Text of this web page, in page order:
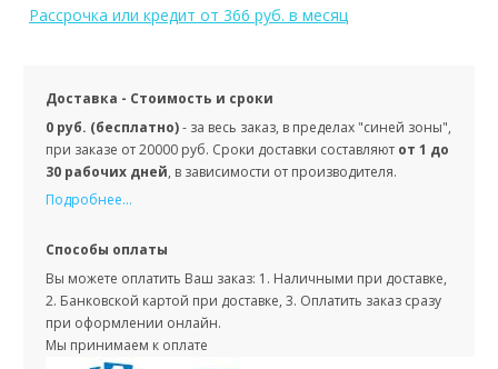
Рассрочка или кредит от 366 руб. в месяц
Доставка - Стоимость и сроки
0 руб. (бесплатно)- за весь заказ, в пределах "синей зоны",
при заказе от 20000 руб. Сроки доставки составляют от 1 до
30 рабочих дней, в зависимости от производителя.
Подробнее...
Способы оплаты
Вы можете оплатить Ваш заказ: 1. Наличными при доставке,
2. Банковской картой при доставке, 3. Оплатить заказ сразу
при оформлении онлайн.
Мы принимаем к оплате